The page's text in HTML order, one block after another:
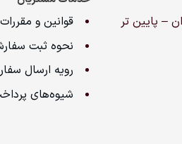
– پایین تر
قوانین و مقررات
نحوه ثبت
رویه ارسال
شیوه‌های